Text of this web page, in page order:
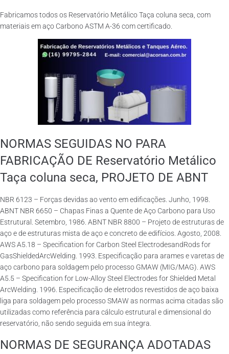
Fabricamos todos os Reservatório Metálico Taça coluna seca, com
materiais em aço Carbono ASTM A-36 com certificado.
NORMAS SEGUIDAS NO PARA
FABRICAÇÃO DE Reservatório Metálico
Taça coluna seca, PROJETO DE ABNT
NBR 6123 – Forças devidas ao vento em edificações. Junho, 1998.
ABNT NBR 6650 – Chapas Finas a Quente de Aço Carbono para Uso
Estrutural. Setembro, 1986. ABNT NBR 8800 – Projeto de estruturas de
aço e de estruturas mista de aço e concreto de edifícios. Agosto, 2008.
AWS A5.18 – Specification for Carbon Steel ElectrodesandRods for
GasShieldedArcWelding. 1993. Especificação para arames e varetas de
aço carbono para soldagem pelo processo GMAW (MIG/MAG). AWS
A5.5 – Specification for Low-Alloy Steel Electrodes for Shielded Metal
ArcWelding. 1996. Especificação de eletrodos revestidos de aço baixa
liga para soldagem pelo processo SMAW as normas acima citadas são
utilizadas como referência para cálculo estrutural e dimensional do
reservatório, não sendo seguida em sua íntegra.
NORMAS DE SEGURANÇA ADOTADAS